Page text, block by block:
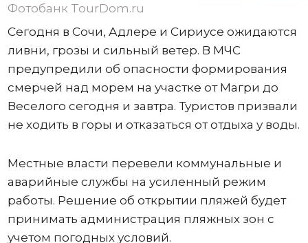
Фотобанк TourDom.ru
Сегодня в Сочи, Адлере и Сириусе ожидаются
ливни, грозы и сильный ветер. В МЧС
предупредили об опасности формирования
смерчей над морем на участке от Магри до
Веселого сегодня и завтра. Туристов призвали
не ходить в горы и отказаться от отдыха у воды.
Местные власти перевели коммунальные и
аварийные службы на усиленный режим
работы. Решение об открытии пляжей будет
принимать администрация пляжных зон с
учетом погодных условий.